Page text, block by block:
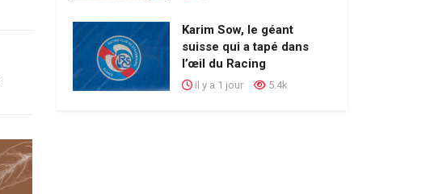
Karim Sow, le géant
suisse qui a tapé dans
l’œil du Racing
il y a 1 jour 5.4k